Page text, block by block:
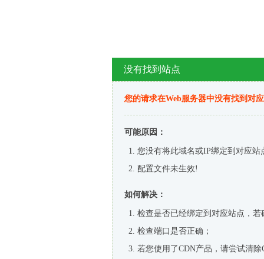
没有找到站点
您的请求在Web服务器中没有找到对
可能原因：
您没有将此域名或IP绑定到对应站
配置文件未生效!
如何解决：
检查是否已经绑定到对应站点，
检查端口是否正确；
若您使用了CDN产品，请尝试清除